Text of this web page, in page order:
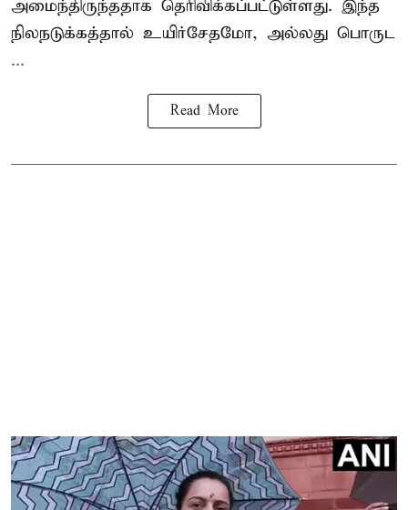
அமைந்திருந்ததாக தெரிவிக்கப்பட்டுள்ளது. இந்த
நிலநடுக்கத்தால் உயிர்சேதமோ, அல்லது பொருட
...
Read More